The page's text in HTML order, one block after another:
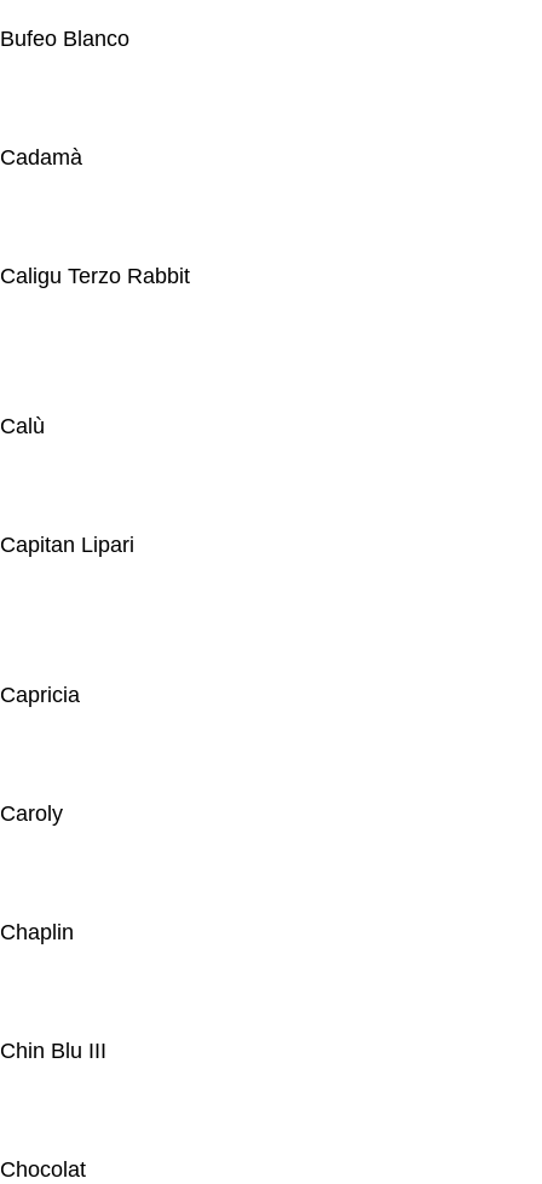
Bufeo Blanco
Cadamà
Caligu Terzo Rabbit
Calù
Capitan Lipari
Capricia
Caroly
Chaplin
Chin Blu III
Chocolat